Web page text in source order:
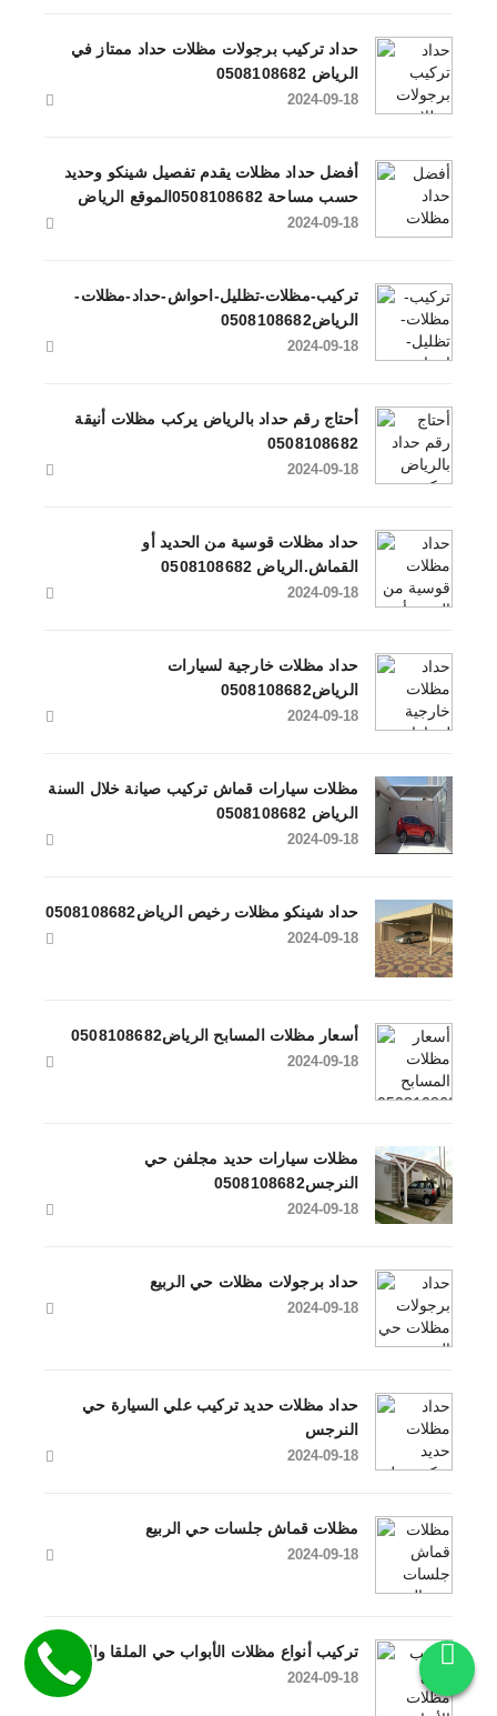
حداد تركيب برجولات مظلات حداد ممتاز في
الرياض 0508108682
2024-09-18
أفضل حداد مظلات يقدم تفصيل شينكو وحديد
حسب مساحة 0508108682الموقع الرياض
2024-09-18
تركيب-مظلات-تظليل-احواش-حداد-مظلات-
الرياض0508108682
2024-09-18
أحتاج رقم حداد بالرياض يركب مظلات أنيقة
0508108682
2024-09-18
حداد مظلات قوسية من الحديد أو
القماش.الرياض 0508108682
2024-09-18
حداد مظلات خارجية لسيارات
الرياض0508108682
2024-09-18
مظلات سيارات قماش تركيب صيانة خلال السنة
الرياض 0508108682
2024-09-18
حداد شينكو مظلات رخيص الرياض0508108682
2024-09-18
أسعار مظلات المسابح الرياض0508108682
2024-09-18
مظلات سيارات حديد مجلفن حي
النرجس0508108682
2024-09-18
حداد برجولات مظلات حي الربيع
2024-09-18
حداد مظلات حديد تركيب علي السيارة حي
النرجس
2024-09-18
مظلات قماش جلسات حي الربيع
2024-09-18
تركيب أنواع مظلات الأبواب حي الملقا والعارض
2024-09-18